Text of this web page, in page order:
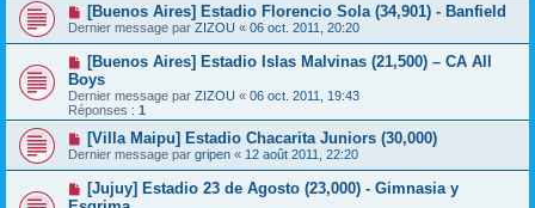
[Buenos Aires] Estadio Florencio Sola (34,901) - Banfield
Dernier message par ZIZOU « 06 oct. 2011, 20:20
[Buenos Aires] Estadio Islas Malvinas (21,500) – CA All
Boys
Dernier message par ZIZOU « 06 oct. 2011, 19:43
Réponses : 1
[Villa Maipu] Estadio Chacarita Juniors (30,000)
Dernier message par gripen « 12 août 2011, 22:20
[Jujuy] Estadio 23 de Agosto (23,000) - Gimnasia y